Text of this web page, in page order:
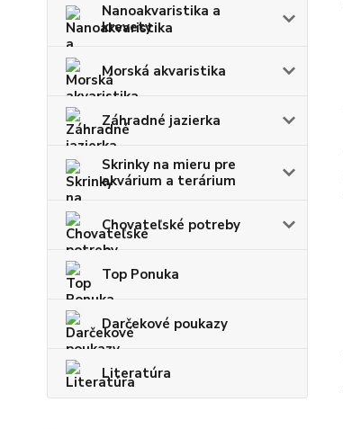
Nanoakvaristika a
krevety
Morská akvaristika
Záhradné jazierka
Skrinky na mieru pre
akvárium a terárium
Chovateľské potreby
Top Ponuka
Darčekové poukazy
Literatúra